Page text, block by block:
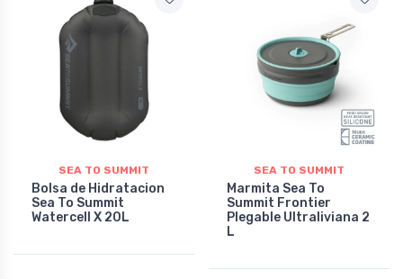
SEA TO SUMMIT
Bolsa de Hidratacion
Sea To Summit
Watercell X 20L
SEA TO SUMMIT
Marmita Sea To
Summit Frontier
Plegable Ultraliviana 2
L